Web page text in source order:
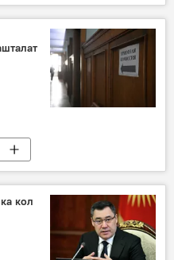
кол